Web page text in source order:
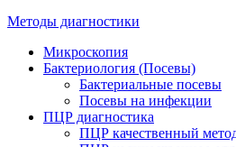
Методы диагностики
Микроскопия
Бактериология (Посевы)
Бактериальные посевы
Посевы на инфекции
ПЦР диагностика
ПЦР качественный